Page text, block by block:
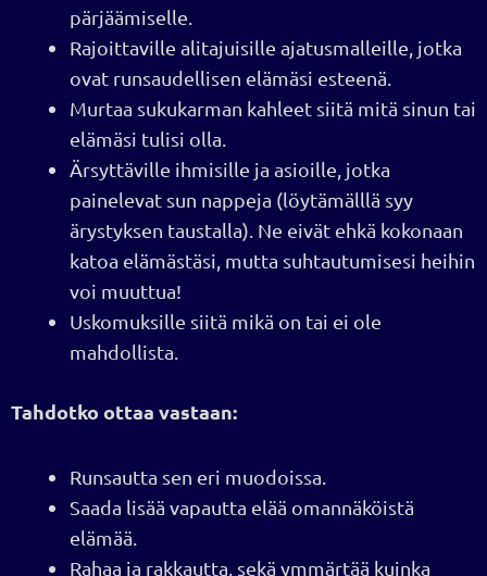
pärjäämiselle.
Rajoittaville alitajuisille ajatusmalleille, jotka
ovat runsaudellisen elämäsi esteenä.
Murtaa sukukarman kahleet siitä mitä sinun tai
elämäsi tulisi olla.
Ärsyttäville ihmisille ja asioille, jotka
painelevat sun nappeja (löytämälllä syy
ärystyksen taustalla). Ne eivät ehkä kokonaan
katoa elämästäsi, mutta suhtautumisesi heihin
voi muuttua!
Uskomuksille siitä mikä on tai ei ole
mahdollista.
Tahdotko ottaa vastaan:
Runsautta sen eri muodoissa.
Saada lisää vapautta elää omannäköistä
elämää.
Rahaa ja rakkautta, sekä ymmärtää kuinka